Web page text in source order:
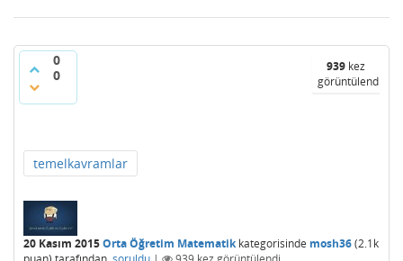
0
0
939 kez
görüntülendi
temelkavramlar
20 Kasım 2015Orta Öğretim Matematikkategorisinde mosh36(2.1k